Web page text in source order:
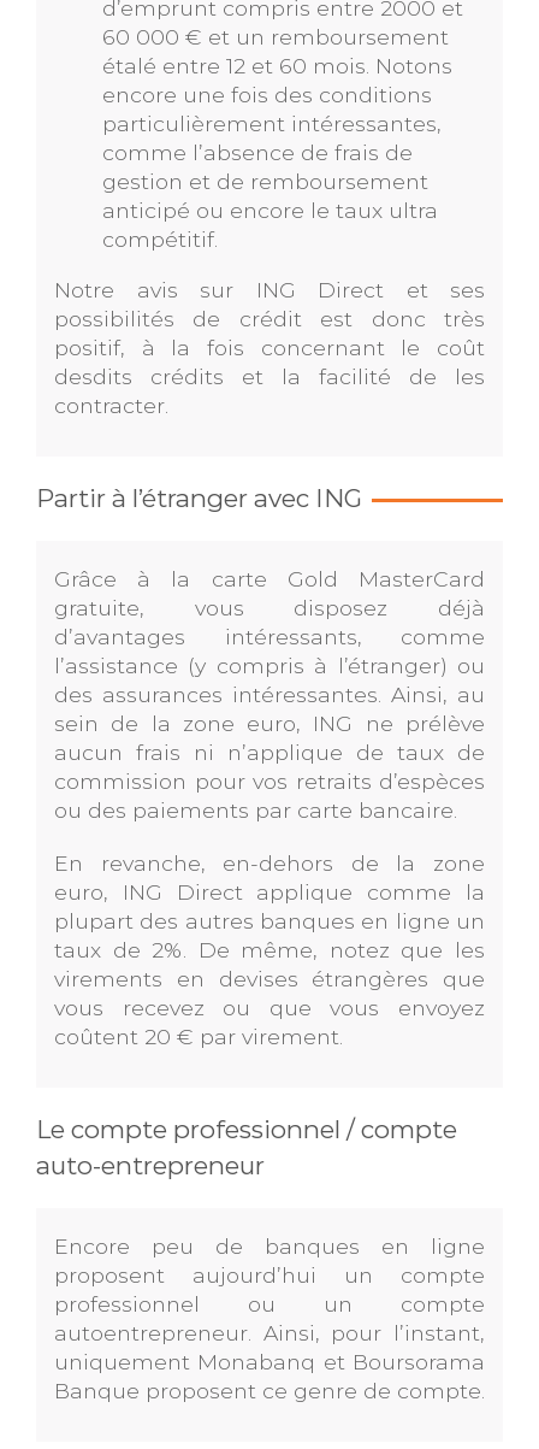
d’emprunt compris entre 2000 et
60 000 € et un remboursement
étalé entre 12 et 60 mois. Notons
encore une fois des conditions
particulièrement intéressantes,
comme l’absence de frais de
gestion et de remboursement
anticipé ou encore le taux ultra
compétitif.
Notre avis sur ING Direct et ses
possibilités de crédit est donc très
positif, à la fois concernant le coût
desdits crédits et la facilité de les
contracter.
Partir à l’étranger avec ING
Grâce à la carte Gold MasterCard
gratuite, vous disposez déjà
d’avantages intéressants, comme
l’assistance (y compris à l’étranger) ou
des assurances intéressantes. Ainsi, au
sein de la zone euro, ING ne prélève
aucun frais ni n’applique de taux de
commission pour vos retraits d’espèces
ou des paiements par carte bancaire.
En revanche, en-dehors de la zone
euro, ING Direct applique comme la
plupart des autres banques en ligne un
taux de 2%. De même, notez que les
virements en devises étrangères que
vous recevez ou que vous envoyez
coûtent 20 € par virement.
Le compte professionnel / compte
auto-entrepreneur
Encore peu de banques en ligne
proposent aujourd’hui un compte
professionnel ou un compte
autoentrepreneur. Ainsi, pour l’instant,
uniquement Monabanq et Boursorama
Banque proposent ce genre de compte.